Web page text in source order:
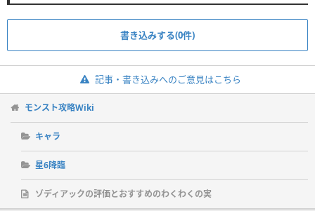
書き込みする(0件)
記事・書き込みへのご意見はこちら
モンスト攻略Wiki
キャラ
星6降臨
ゾディアックの評価とおすすめのわくわくの実